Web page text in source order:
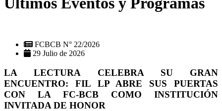
FCBCB N° 22/2026
29 Julio de 2026
LA LECTURA CELEBRA SU GRAN
ENCUENTRO: FIL LP ABRE SUS PUERTAS
CON LA FC-BCB COMO INSTITUCIÓN
INVITADA DE HONOR